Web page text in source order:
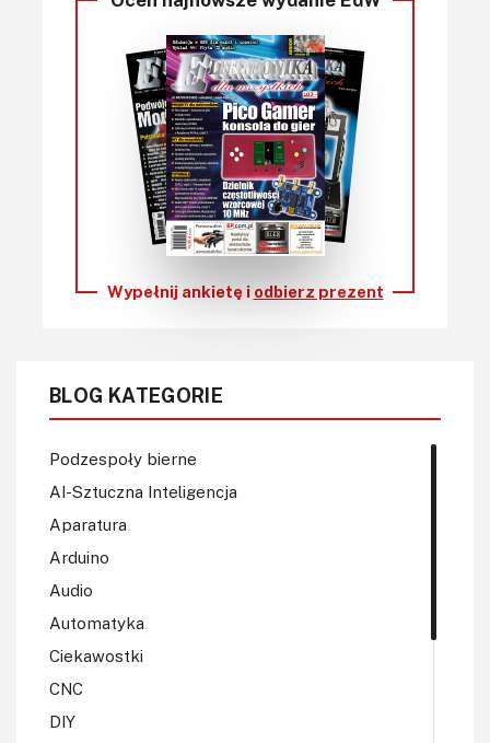
Wypełnij ankietę i odbierz prezent
BLOG KATEGORIE
Podzespoły bierne
AI-Sztuczna Inteligencja
Aparatura
Arduino
Audio
Automatyka
Ciekawostki
CNC
DIY